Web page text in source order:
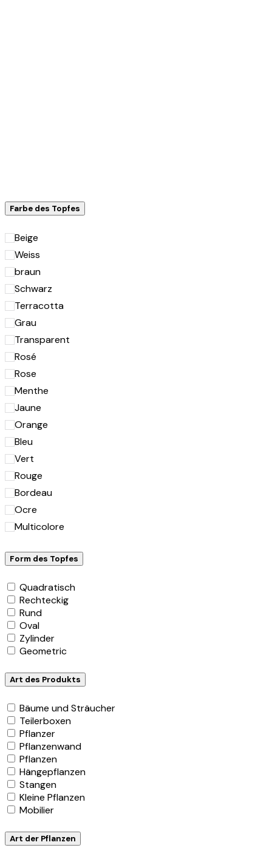
Farbe des Topfes
Beige
Weiss
braun
Schwarz
Terracotta
Grau
Transparent
Rosé
Rose
Menthe
Jaune
Orange
Bleu
Vert
Rouge
Bordeau
Ocre
Multicolore
Form des Topfes
Quadratisch
Rechteckig
Rund
Oval
Zylinder
Geometric
Art des Produkts
Bäume und Sträucher
Teilerboxen
Pflanzer
Pflanzenwand
Pflanzen
Hängepflanzen
Stangen
Kleine Pflanzen
Mobilier
Art der Pflanzen